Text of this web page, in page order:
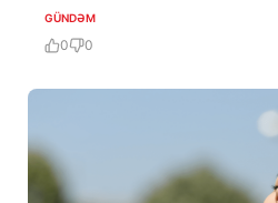
GÜNDƏM
0 0